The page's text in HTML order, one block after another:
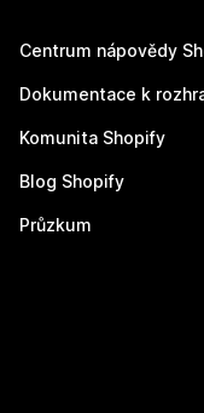
Centrum nápovědy
Dokumentace k
Komunita Shopify
Blog Shopify
Průzkum